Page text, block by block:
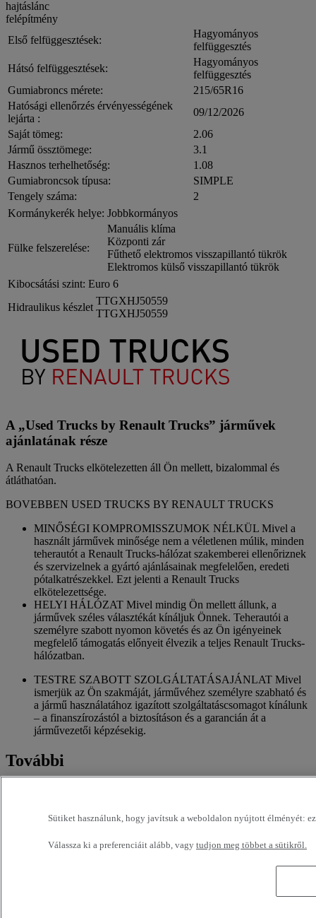
hajtáslánc
felépítmény
Első felfüggesztések:
Hagyományos
felfüggesztés
Hátsó felfüggesztések:
Hagyományos
felfüggesztés
Gumiabroncs mérete:
215/65R16
Hatósági ellenőrzés érvényességének
lejárta :
09/12/2026
Saját tömeg:
2.06
Jármű össztömege:
3.1
Hasznos terhelhetőség:
1.08
Gumiabroncsok típusa:
SIMPLE
Tengely száma:
2
Kormánykerék helye: Jobbkormányos
Fülke felszerelése:
Manuális klíma
Központi zár
Fűthető elektromos visszapillantó tükrök
Elektromos külső visszapillantó tükrök
Kibocsátási szint: Euro 6
Hidraulikus készlet
TTGXHJ50559
TTGXHJ50559
A „Used Trucks by Renault Trucks” járművek
ajánlatának része
A Renault Trucks elkötelezetten áll Ön mellett, bizalommal és
átláthatóan.
BOVEBBEN USED TRUCKS BY RENAULT TRUCKS
MINŐSÉGI KOMPROMISSZUMOK NÉLKÜL Mivel a
használt járművek minősége nem a véletlenen múlik, minden
teherautót a Renault Trucks-hálózat szakemberei ellenőriznek
és szervizelnek a gyártó ajánlásainak megfelelően, eredeti
pótalkatrészekkel. Ezt jelenti a Renault Trucks
elkötelezettsége.
HELYI HÁLÓZAT Mivel mindig Ön mellett állunk, a
járművek széles választékát kínáljuk Önnek. Teherautói a
személyre szabott nyomon követés és az Ön igényeinek
megfelelő támogatás előnyeit élvezik a teljes Renault Trucks-
hálózatban.
TESTRE SZABOTT SZOLGÁLTATÁSAJÁNLAT Mivel
ismerjük az Ön szakmáját, járművéhez személyre szabható és
a jármű használatához igazított szolgáltatáscsomagot kínálunk
– a finanszírozástól a biztosításon és a garancián át a
járművezetői képzésekig.
További
Biztosítás és finanszírozás
Testre szabott finanszírozási és biztosítási szolgáltatások
Sütiket használunk, hogy javítsuk a weboldalon nyújtott élményét:
Válassza ki a preferenciáit alább, vagy tudjon meg többet a sütikről.